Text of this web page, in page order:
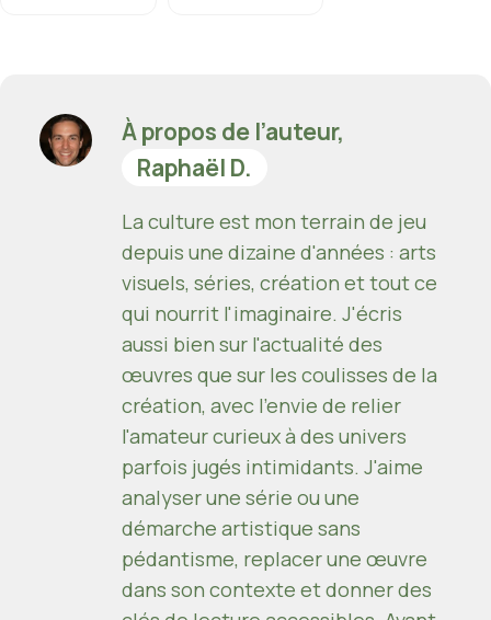
À propos de l’auteur,
Raphaël D.
La culture est mon terrain de jeu
depuis une dizaine d'années : arts
visuels, séries, création et tout ce
qui nourrit l'imaginaire. J'écris
aussi bien sur l'actualité des
œuvres que sur les coulisses de la
création, avec l'envie de relier
l'amateur curieux à des univers
parfois jugés intimidants. J'aime
analyser une série ou une
démarche artistique sans
pédantisme, replacer une œuvre
dans son contexte et donner des